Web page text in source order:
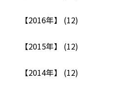
【2016年】 (12)
【2015年】 (12)
【2014年】 (12)